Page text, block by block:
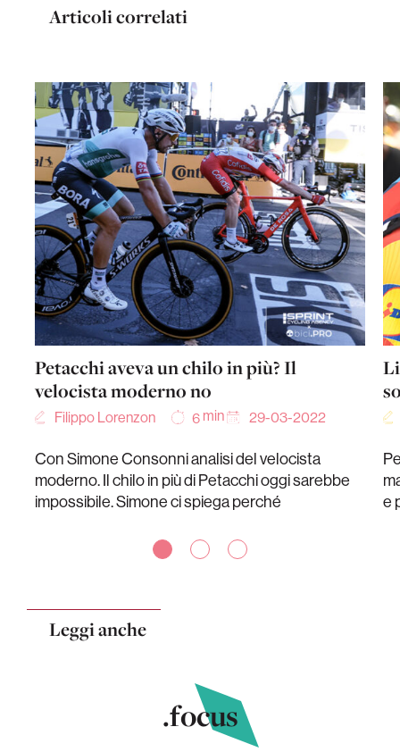
Articoli correlati
Petacchi aveva un chilo in più? Il
velocista moderno no
Filippo Lorenzon 6 min 29-03-2022
Con Simone Consonni analisi del velocista
moderno. Il chilo in più di Petacchi oggi sarebbe
impossibile. Simone ci spiega perché
e
Leggi anche
.focus